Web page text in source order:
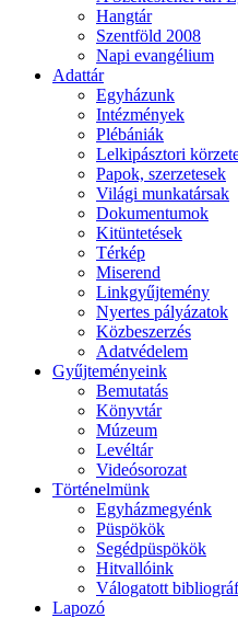
Hangtár
Szentföld 2008
Napi evangélium
Adattár
Egyházunk
Intézmények
Plébániák
Lelkipásztori
Papok, szerzetesek
Világi munkatársak
Dokumentumok
Kitüntetések
Térkép
Miserend
Linkgyűjtemény
Nyertes pályázatok
Közbeszerzés
Adatvédelem
Gyűjteményeink
Bemutatás
Könyvtár
Múzeum
Levéltár
Videósorozat
Történelmünk
Egyházmegyénk
Püspökök
Segédpüspökök
Hitvallóink
Válogatott
Lapozó